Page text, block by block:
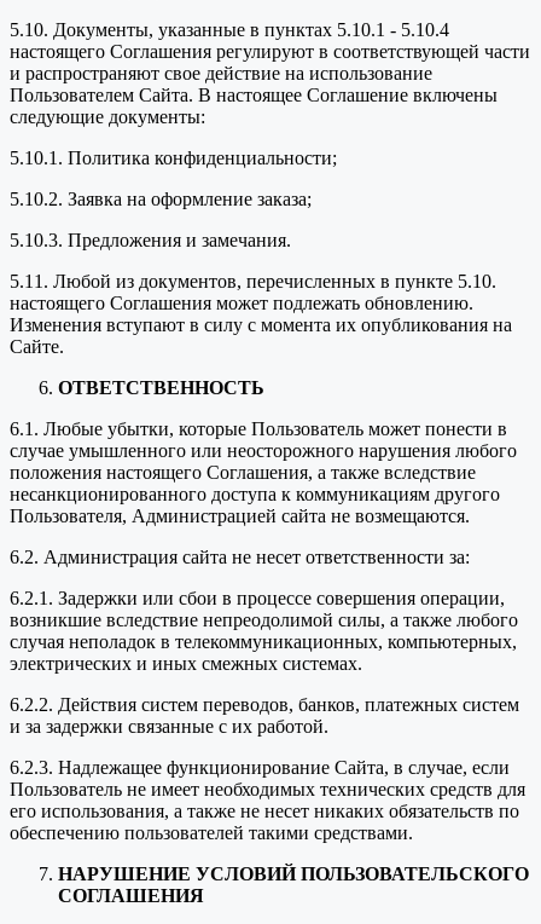
5.10. Документы, указанные в пунктах 5.10.1 - 5.10.4
настоящего Соглашения регулируют в соответствующей части
и распространяют свое действие на использование
Пользователем Сайта. В настоящее Соглашение включены
следующие документы:
5.10.1. Политика конфиденциальности;
5.10.2. Заявка на оформление заказа;
5.10.3. Предложения и замечания.
5.11. Любой из документов, перечисленных в пункте 5.10.
настоящего Соглашения может подлежать обновлению.
Изменения вступают в силу с момента их опубликования на
Сайте.
ОТВЕТСТВЕННОСТЬ
6.1. Любые убытки, которые Пользователь может понести в
случае умышленного или неосторожного нарушения любого
положения настоящего Соглашения, а также вследствие
несанкционированного доступа к коммуникациям другого
Пользователя, Администрацией сайта не возмещаются.
6.2. Администрация сайта не несет ответственности за:
6.2.1. Задержки или сбои в процессе совершения операции,
возникшие вследствие непреодолимой силы, а также любого
случая неполадок в телекоммуникационных, компьютерных,
электрических и иных смежных системах.
6.2.2. Действия систем переводов, банков, платежных систем
и за задержки связанные с их работой.
6.2.3. Надлежащее функционирование Сайта, в случае, если
Пользователь не имеет необходимых технических средств для
его использования, а также не несет никаких обязательств по
обеспечению пользователей такими средствами.
НАРУШЕНИЕ УСЛОВИЙ ПОЛЬЗОВАТЕЛЬСКОГО
СОГЛАШЕНИЯ